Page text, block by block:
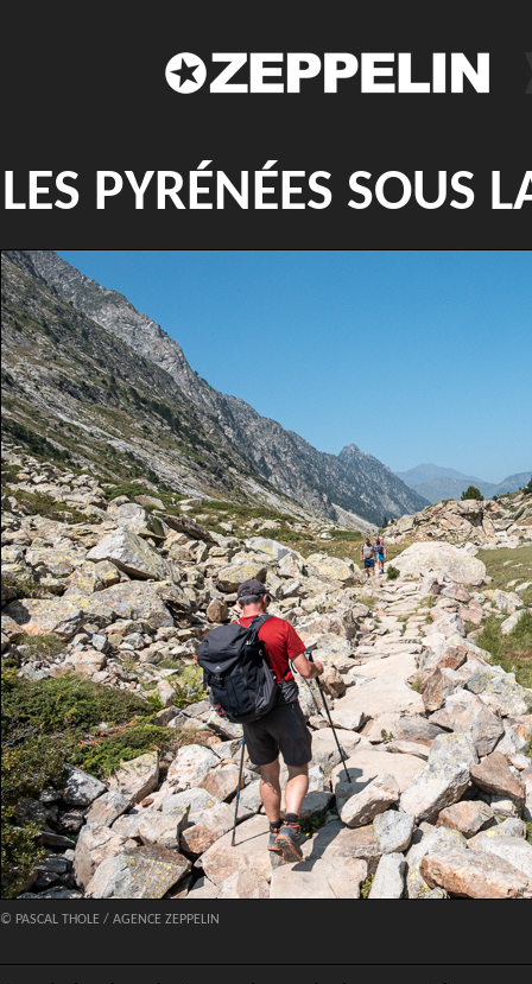
LES PYRÉNÉES SOUS
© PASCAL THOLE / AGENCE ZEPPELIN